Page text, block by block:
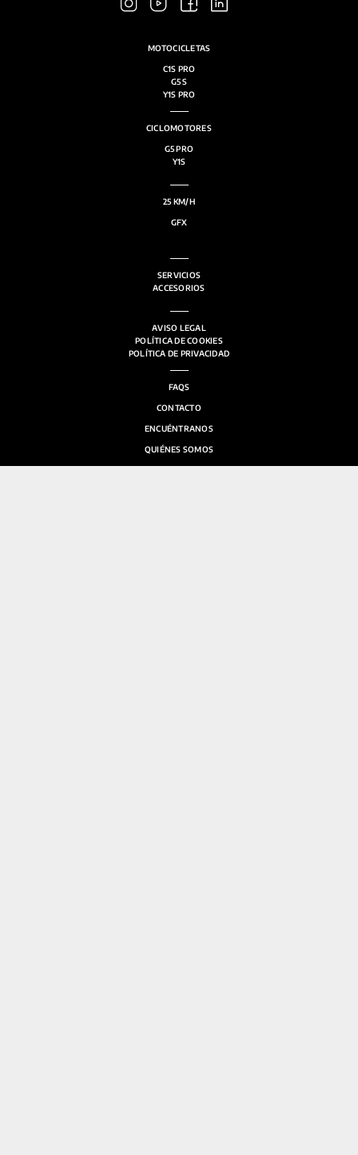
MOTOCICLETAS
C1S PRO
G5 S
Y1S PRO
CICLOMOTORES
G5 PRO
Y1S
25 KM/H
GFX
SERVICIOS
ACCESORIOS
AVISO LEGAL
POLÍTICA DE COOKIES
POLÍTICA DE PRIVACIDAD
FAQS
CONTACTO
ENCUÉNTRANOS
QUIÉNES SOMOS